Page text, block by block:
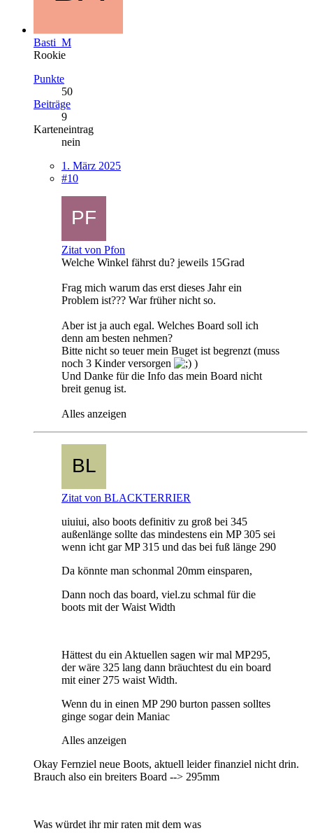
Basti_M
Rookie
Punkte
50
Beiträge
9
Karteneintrag
nein
1. März 2025
#10
Zitat von Pfon
Welche Winkel fährst du? jeweils 15Grad
Frag mich warum das erst dieses Jahr ein
Problem ist??? War früher nicht so.
Aber ist ja auch egal. Welches Board soll ich
denn am besten nehmen?
Bitte nicht so teuer mein Buget ist begrenzt (muss
noch 3 Kinder versorgen
)
Und Danke für die Info das mein Board nicht
breit genug ist.
Alles anzeigen
Zitat von BLACKTERRIER
uiuiui, also boots definitiv zu groß bei 345
außenlänge sollte das mindestens ein MP 305 sei
wenn icht gar MP 315 und das bei fuß länge 290
Da könnte man schonmal 20mm einsparen,
Dann noch das board, viel.zu schmal für die
boots mit der Waist Width
Hättest du ein Aktuellen sagen wir mal MP295,
der wäre 325 lang dann bräuchtest du ein board
mit einer 275 waist Width.
Wenn du in einen MP 290 burton passen solltes
ginge sogar dein Maniac
Alles anzeigen
Okay Fernziel neue Boots, aktuell leider finanziel nicht drin.
Brauch also ein breiters Board --> 295mm
Was würdet ihr mir raten mit dem was